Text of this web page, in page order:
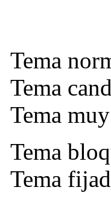
Tema
Tema
Tema
Tema
Tema